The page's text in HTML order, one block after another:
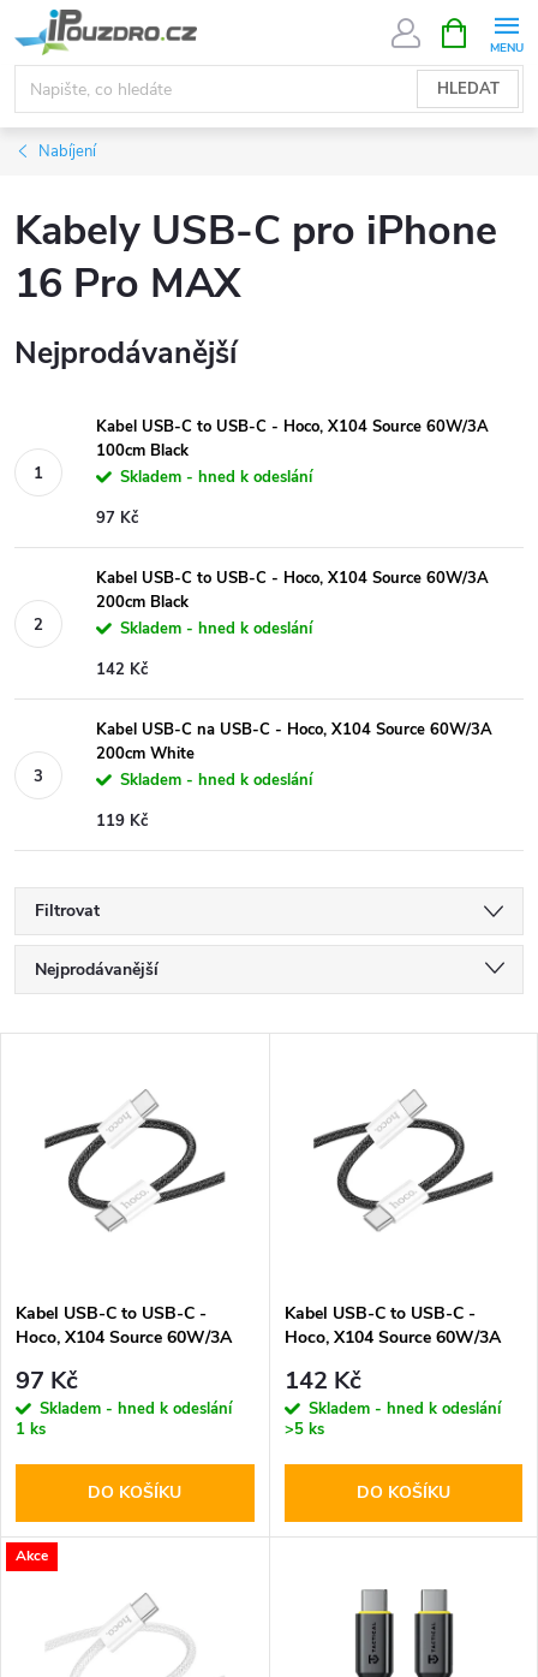
na
obsah
HLEDAT
NÁKUPNÍ
KOŠÍK
Nabíjení
Kabely USB-C pro iPhone
16 Pro MAX
Nejprodávanější
Kabel USB-C to USB-C - Hoco, X104 Source 60W/3A
100cm Black
Skladem - hned k odeslání
97 Kč
Kabel USB-C to USB-C - Hoco, X104 Source 60W/3A
200cm Black
Skladem - hned k odeslání
142 Kč
Kabel USB-C na USB-C - Hoco, X104 Source 60W/3A
200cm White
Skladem - hned k odeslání
119 Kč
Filtrovat
Ř
a
p
r
o
d
u
Nejprodávanější
s
p
r
o
d
Kabel USB-C to USB-C -
Hoco, X104 Source 60W/3A
97 Kč
Skladem - hned k odeslání
1 ks
DO KOŠÍKU
Kabel USB-C to USB-C -
Hoco, X104 Source 60W/3A
142 Kč
Skladem - hned k odeslání
>5 ks
DO KOŠÍKU
Akce